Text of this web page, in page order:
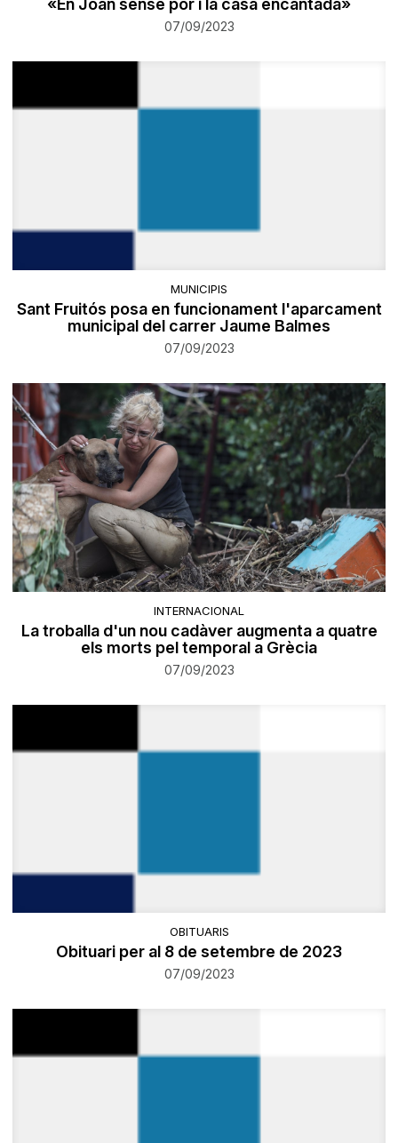
«En Joan sense por i la casa encantada»
07/09/2023
MUNICIPIS
Sant Fruitós posa en funcionament l'aparcament
municipal del carrer Jaume Balmes
07/09/2023
INTERNACIONAL
La troballa d'un nou cadàver augmenta a quatre
els morts pel temporal a Grècia
07/09/2023
OBITUARIS
Obituari per al 8 de setembre de 2023
07/09/2023